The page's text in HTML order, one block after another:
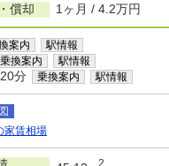
償却 1ヶ月 / 4.2万円
案内 駅情報
乗換案内 駅情報
分 乗換案内 駅情報
家賃相場
2